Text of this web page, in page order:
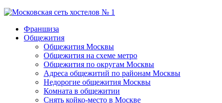
Франшиза
Общежития
Общежития Москвы
Общежития на схеме метро
Общежития по округам Москвы
Адреса общежитий по районам Москвы
Недорогие общежития Москвы
Комната в общежитии
Снять койко-место в Москве